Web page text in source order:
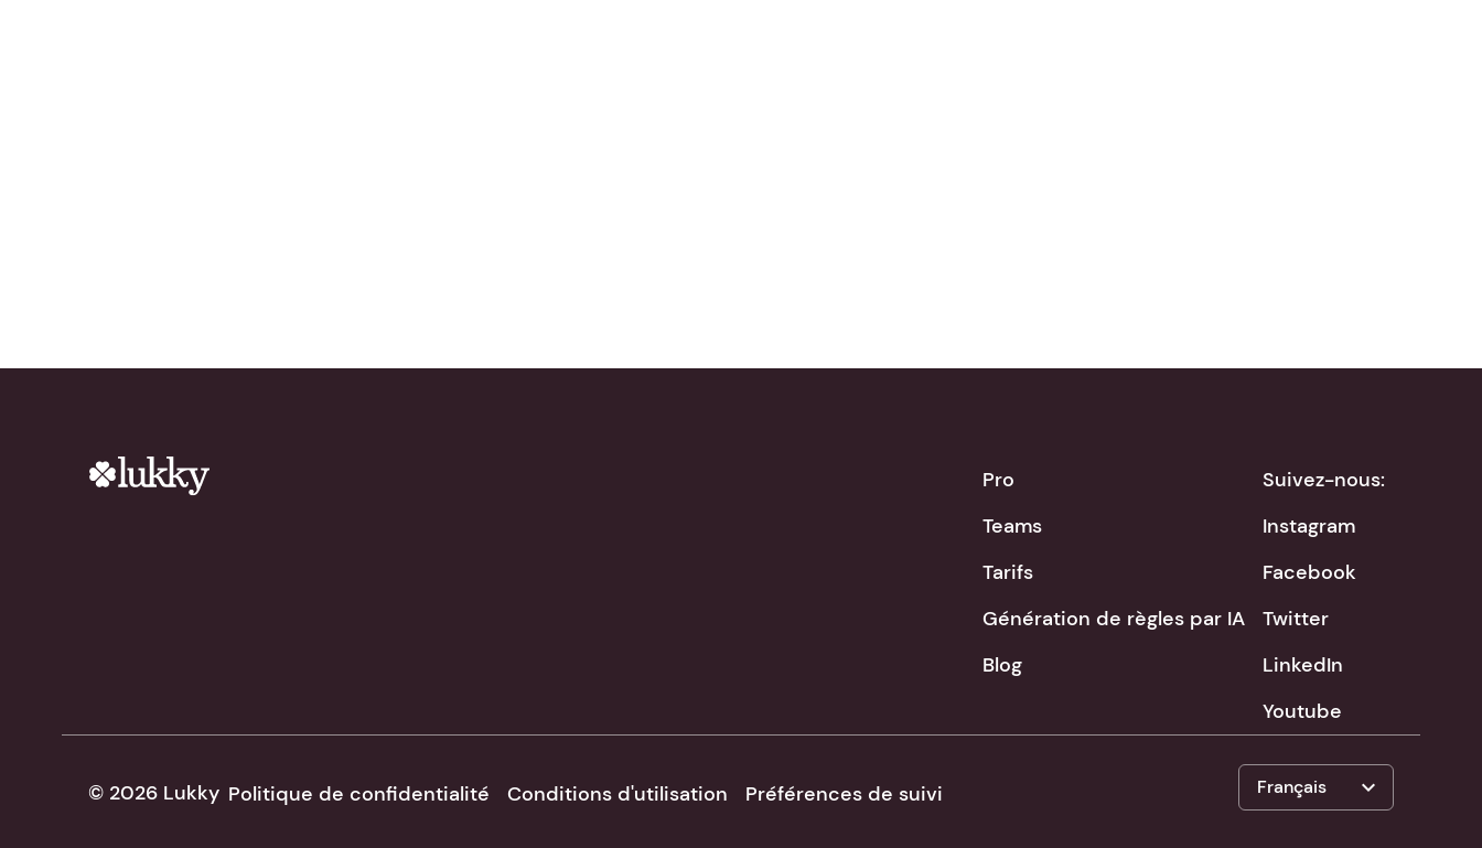
Pro
Teams
Tarifs
Génération de règles par IA
Blog
Suivez-nous:
Instagram
Facebook
Twitter
LinkedIn
Youtube
Français expand_more
Politique de confidentialité Conditions d'utilisation Préférences de suivi
© 2026 Lukky